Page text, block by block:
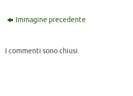
Immagine precedente
I commenti sono chiusi.